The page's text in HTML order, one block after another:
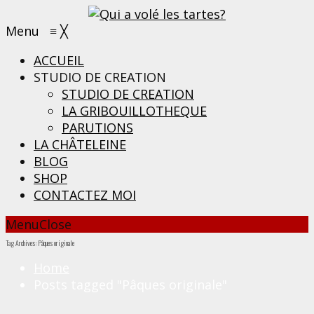
Menu ≡ ╳
ACCUEIL
STUDIO DE CREATION
STUDIO DE CREATION
LA GRIBOUILLOTHEQUE
PARUTIONS
LA CHÂTELEINE
BLOG
SHOP
CONTACTEZ MOI
MenuClose
Tag Archives: Pâques originale